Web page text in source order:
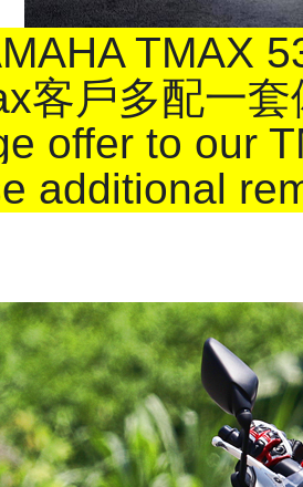
TMAX
客戶多配一
offer to our
additional